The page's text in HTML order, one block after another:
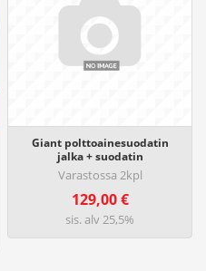
Giant polttoainesuodatin
jalka + suodatin
Varastossa 2kpl
129,00€
sis. alv 25,5%